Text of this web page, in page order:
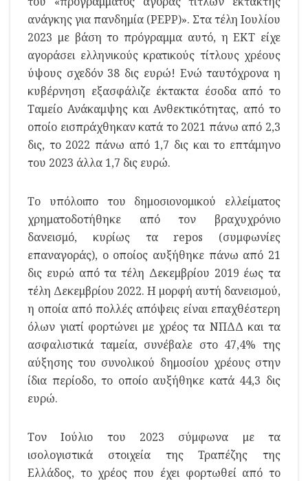
ανάγκης για πανδημία (PEPP)». Στα τέλη Ιουλίου
2023 με βάση το πρόγραμμα αυτό, η ΕΚΤ είχε
αγοράσει ελληνικούς κρατικούς τίτλους χρέους
ύψους σχεδόν 38 δις ευρώ! Ενώ ταυτόχρονα η
κυβέρνηση εξασφάλιζε έκτακτα έσοδα από το
Ταμείο Ανάκαμψης και Ανθεκτικότητας, από το
οποίο εισπράχθηκαν κατά το 2021 πάνω από 2,3
δις, το 2022 πάνω από 1,7 δις και το επτάμηνο
του 2023 άλλα 1,7 δις ευρώ.
Το υπόλοιπο του δημοσιονομικού ελλείματος
χρηματοδοτήθηκε από τον βραχυχρόνιο
δανεισμό, κυρίως τα repos (συμφωνίες
επαναγοράς), ο οποίος αυξήθηκε πάνω από 21
δις ευρώ από τα τέλη Δεκεμβρίου 2019 έως τα
τέλη Δεκεμβρίου 2022. Η μορφή αυτή δανεισμού,
η οποία από πολλές απόψεις είναι επαχθέστερη
όλων γιατί φορτώνει με χρέος τα ΝΠΔΔ και τα
ασφαλιστικά ταμεία, συνέβαλε στο 47,4% της
αύξησης του συνολικού δημοσίου χρέους στην
ίδια περίοδο, το οποίο αυξήθηκε κατά 44,3 δις
ευρώ.
Τον Ιούλιο του 2023 σύμφωνα με τα
ισολογιστικά στοιχεία της Τραπέζης της
Ελλάδος, το χρέος που έχει φορτωθεί από το